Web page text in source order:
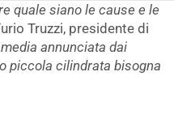
quale siano le cause e le
Truzzi, presidente di
annunciata dai
piccola cilindrata bisogna